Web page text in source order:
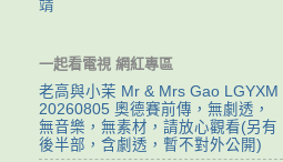
靖
一起看電視 網紅專區
老高與小茉 Mr & Mrs Gao LGYXM
20260805 奧德賽前傳，無劇透，
無音樂，無素材，請放心觀看(另有
後半部，含劇透，暫不對外公開)